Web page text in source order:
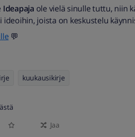
Ideapaja ole vielä sinulle tuttu, niin
ideoihin, joista on keskustelu
💬
kuukausikirje
Jaa